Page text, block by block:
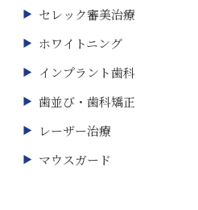
セレック審美治療
ホワイトニング
インプラント歯科
歯並び・歯科矯正
レーザー治療
マウスガード